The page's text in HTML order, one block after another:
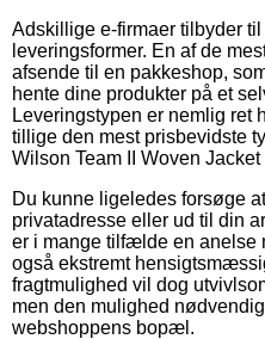
Adskillige e-firmaer tilbyder
leveringsformer. En af de
afsende til en pakkeshop,
hente dine produkter på et
Leveringstypen er nemlig ret
tillige den mest prisbevidste
Wilson Team II Woven
Du kunne ligeledes forsøge
privatadresse eller ud til din
er i mange tilfælde en anelse
også ekstremt
fragtmulighed vil dog
men den mulighed
webshoppens bopæl.